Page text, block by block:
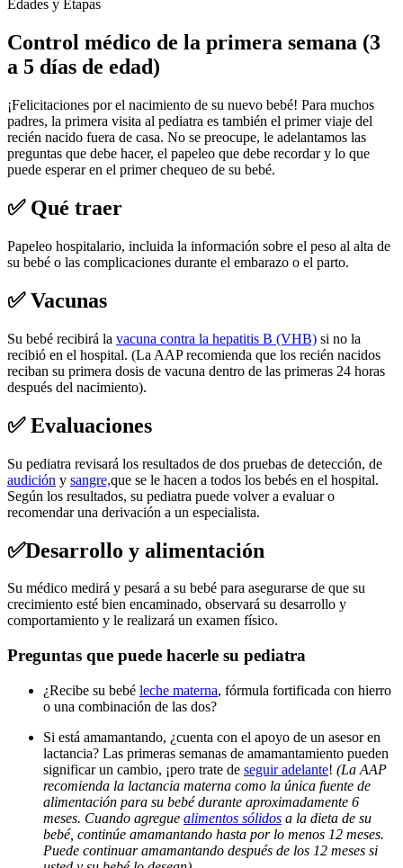
Edades y Etapas
Control médico de la primera semana (3
a 5 días de edad)
¡Felicitaciones por el nacimiento de su nuevo bebé! Para muchos
padres, la primera visita al pediatra es también el primer viaje del
recién nacido fuera de casa. No se preocupe, le adelantamos las
preguntas que debe hacer, el papeleo que debe recordar y lo que
puede esperar en el primer chequeo de su bebé.
✅ Qué traer
Papeleo hospitalario, incluida la información sobre el peso al alta de
su bebé o las complicaciones durante el embarazo o el parto.
✅ Vacunas
Su bebé recibirá la vacuna contra la hepatitis B (VHB) si no la
recibió en el hospital. (La AAP recomienda que los recién nacidos
reciban su primera dosis de vacuna dentro de las primeras 24 horas
después del nacimiento).
✅ Evaluaciones
Su pediatra revisará los resultados de dos pruebas de detección, de
audición y sangre,que se le hacen a todos los bebés en el hospital.
Según los resultados, su pediatra puede volver a evaluar o
recomendar una derivación a un especialista.
✅Desarrollo y alimentación
Su médico medirá y pesará a su bebé para asegurarse de que su
crecimiento esté bien encaminado, observará su desarrollo y
comportamiento y le realizará un examen físico.
Preguntas que puede hacerle su pediatra
¿Recibe su bebé leche materna, fórmula fortificada con hierro
o una combinación de las dos?
Si está amamantando, ¿cuenta con el apoyo de un asesor en
lactancia? Las primeras semanas de amamantamiento pueden
significar un cambio, ¡pero trate de seguir adelante! (La AAP
recomienda la lactancia materna como la única fuente de
alimentación para su bebé durante aproximadamente 6
meses. Cuando agregue alimentos sólidos a la dieta de su
bebé, continúe amamantando hasta por lo menos 12 meses.
Puede continuar amamantando después de los 12 meses si